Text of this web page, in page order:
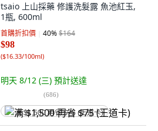
tsaio 上山採藥 修護洗髮露 魚池紅玉,
1瓶, 600ml
首購折扣價 40%$164
$98
($16.33/100ml)
明天 8/12 (三) 預計送達
(686)
满 $1,500 再省 $75 (王道卡)